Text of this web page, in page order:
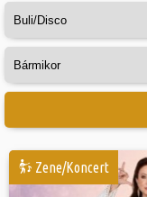
Szállás
Sport
Szabadidő
Hasznos
Zene/Koncert